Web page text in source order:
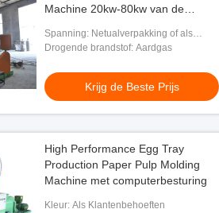
Machine 20kw-80kw van de
Spanning: Netualverpakking of als
verzoek van de klant
Drogende brandstof: Aardgas
Krijg de Beste Prijs
High Performance Egg Tray
Production Paper Pulp Molding
Machine met computerbesturing
Kleur: Als Klantenbehoeften